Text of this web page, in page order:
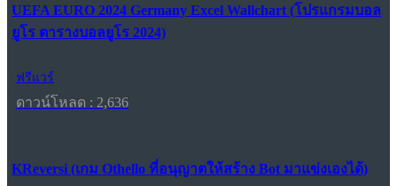
UEFA EURO 2024 Germany Excel Wallchart (โปรแกรมบอล
ยูโร ตารางบอลยูโร 2024)
ฟรีแวร์
ดาวน์โหลด : 2,636
KReversi (เกม Othello ที่อนุญาตให้สร้าง Bot มาแข่งเองได้)